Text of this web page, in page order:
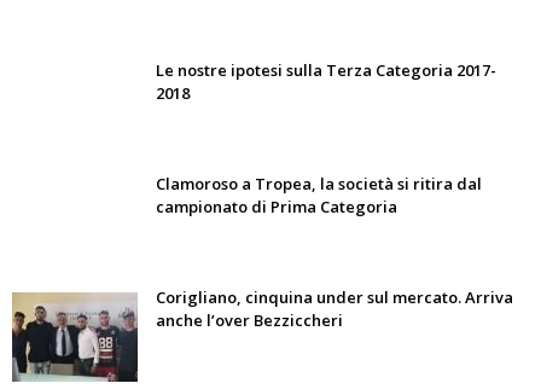
Le nostre ipotesi sulla Terza Categoria 2017-
2018
Clamoroso a Tropea, la società si ritira dal
campionato di Prima Categoria
Corigliano, cinquina under sul mercato. Arriva
anche l’over Bezziccheri